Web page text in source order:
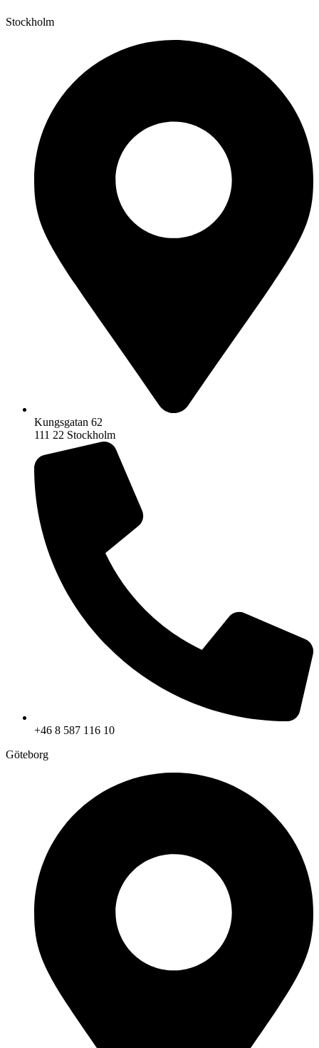
Stockholm
Kungsgatan 62
111 22 Stockholm
+46 8 587 116 10
Göteborg